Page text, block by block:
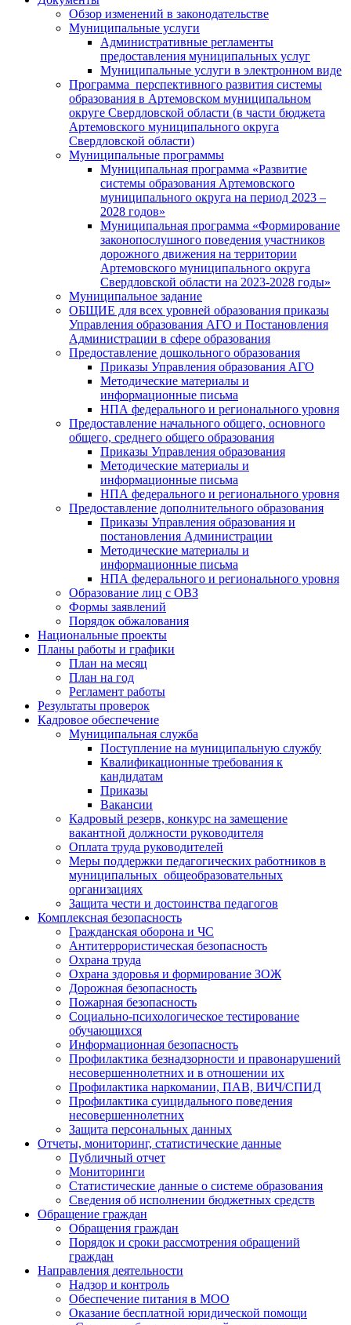
Обзор изменений в законодательстве
Муниципальные услуги
Административные регламенты
предоставления муниципальных услуг
Муниципальные услуги в электронном виде
Программа перспективного развития системы
образования в Артемовском муниципальном
округе Свердловской области (в части бюджета
Артемовского муниципального округа
Свердловской области)
Муниципальные программы
Муниципальная программа «Развитие
системы образования Артемовского
муниципального округа на период 2023 –
2028 годов»
Муниципальная программа «Формирование
законопослушного поведения участников
дорожного движения на территории
Артемовского муниципального округа
Свердловской области на 2023-2028 годы»
Муниципальное задание
ОБЩИЕ для всех уровней образования приказы
Управления образования АГО и Постановления
Администрации в сфере образования
Предоставление дошкольного образования
Приказы Управления образования АГО
Методические материалы и
информационные письма
НПА федерального и регионального уровня
Предоставление начального общего, основного
общего, среднего общего образования
Приказы Управления образования
Методические материалы и
информационные письма
НПА федерального и регионального уровня
Предоставление дополнительного образования
Приказы Управления образования и
постановления Администрации
Методические материалы и
информационные письма
НПА федерального и регионального уровня
Образование лиц с ОВЗ
Формы заявлений
Порядок обжалования
Национальные проекты
Планы работы и графики
План на месяц
План на год
Регламент работы
Результаты проверок
Кадровое обеспечение
Муниципальная служба
Поступление на муниципальную службу
Квалификационные требования к
кандидатам
Приказы
Вакансии
Кадровый резерв, конкурс на замещение
вакантной должности руководителя
Оплата труда руководителей
Меры поддержки педагогических работников в
муниципальных общеобразовательных
организациях
Защита чести и достоинства педагогов
Комплексная безопасность
Гражданская оборона и ЧС
Антитеррористическая безопасность
Охрана труда
Охрана здоровья и формирование ЗОЖ
Дорожная безопасность
Пожарная безопасность
Социально-психологическое тестирование
обучающихся
Информационная безопасность
Профилактика безнадзорности и правонарушений
несовершеннолетних и в отношении их
Профилактика наркомании, ПАВ, ВИЧ/СПИД
Профилактика суицидального поведения
несовершеннолетних
Защита персональных данных
Отчеты, мониторинг, статистические данные
Публичный отчет
Мониторинги
Статистические данные о системе образования
Сведения об исполнении бюджетных средств
Обращение граждан
Обращения граждан
Порядок и сроки рассмотрения обращений
граждан
Направления деятельности
Надзор и контроль
Обеспечение питания в МОО
Оказание бесплатной юридической помощи